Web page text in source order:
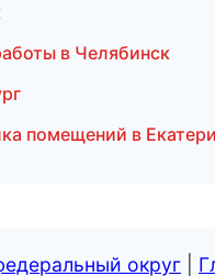
в Челябинск
помещений в
округ